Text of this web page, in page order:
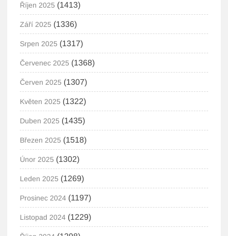
Říjen 2025 (1413)
Září 2025 (1336)
Srpen 2025 (1317)
Červenec 2025 (1368)
Červen 2025 (1307)
Květen 2025 (1322)
Duben 2025 (1435)
Březen 2025 (1518)
Únor 2025 (1302)
Leden 2025 (1269)
Prosinec 2024 (1197)
Listopad 2024 (1229)